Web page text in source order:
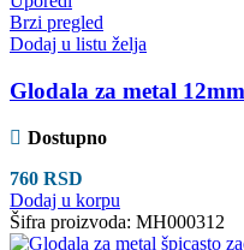
Brzi pregled
Dodaj u listu želja
Glodala za metal
Dostupno
760 RSD
Dodaj u korpu
Šifra proizvoda: MH000312